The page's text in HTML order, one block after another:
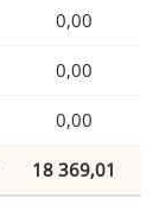
0,00
0,00
0,00
18 369,01